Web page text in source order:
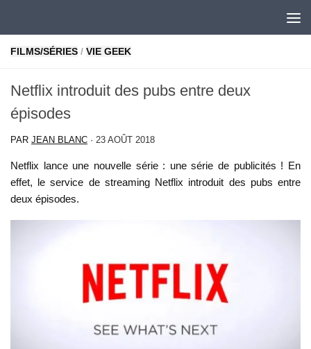
FILMS/SÉRIES / VIE GEEK
Netflix introduit des pubs entre deux
épisodes
PAR JEAN BLANC · 23 AOÛT 2018
Netflix lance une nouvelle série : une série de publicités ! En
effet, le service de streaming Netflix introduit des pubs entre
deux épisodes.